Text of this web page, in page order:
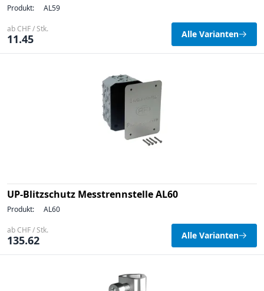
Produkt: AL59
ab CHF / Stk.
11.45 Alle Varianten
UP-Blitzschutz Messtrennstelle AL60
Produkt: AL60
ab CHF / Stk.
135.62 Alle Varianten